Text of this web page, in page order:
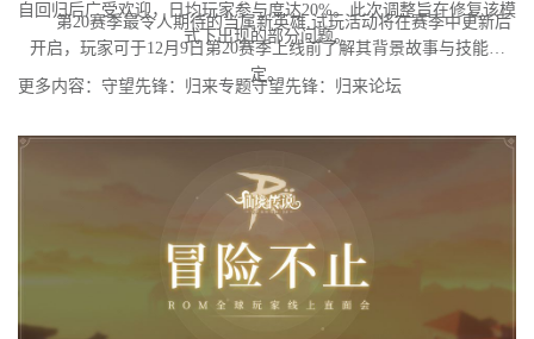
自回归后广受欢迎，日均玩家参与度达20%。此次调整旨在修复该模
式下出现的部分问题。
第20赛季最令人期待的当属新英雄,试玩活动将在赛季中更新后
开启，玩家可于12月9日第20赛季上线前了解其背景故事与技能设
定。
更多内容：守望先锋：归来专题守望先锋：归来论坛